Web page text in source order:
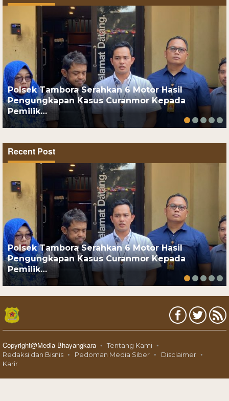
Polsek Tambora Serahkan 6 Motor Hasil
Pengungkapan Kasus Curanmor Kepada
Pemilik…
Recent Post
Polsek Tambora Serahkan 6 Motor Hasil
Pengungkapan Kasus Curanmor Kepada
Pemilik…
Copyright@Media Bhayangkara
Tentang Kami
Redaksi dan Bisnis
Pedoman Media Siber
Disclaimer
Karir